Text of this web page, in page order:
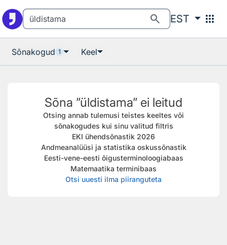
search EST apps
Sõnakogud 1 Keel
Sõna ”üldistama” ei leitud
Otsing annab tulemusi teistes keeltes või
sõnakogudes kui sinu valitud filtris
EKI ühendsõnastik 2026
Andmeanalüüsi ja statistika oskussõnastik
Eesti-vene-eesti õigusterminoloogiabaas
Matemaatika terminibaas
Otsi uuesti ilma piiranguteta